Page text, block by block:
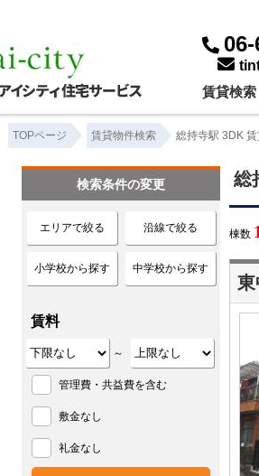
賃貸検索
TOPページ 賃貸物件検索 総持寺駅 3DK
総
棟数 1
東
検索条件の変更
エリアで絞る 沿線で絞る
小学校から探す 中学校から探す
賃料
～
管理費・共益費を含む
敷金なし
礼金なし